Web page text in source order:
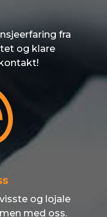
fra
og klare
og lojale
med oss.